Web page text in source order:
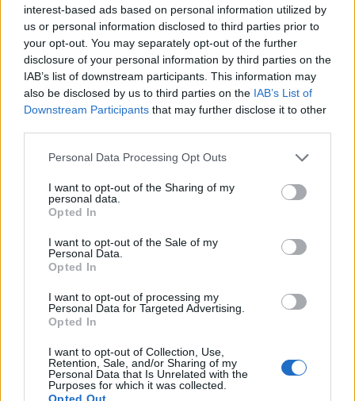
interest-based ads based on personal information utilized by
us or personal information disclosed to third parties prior to
your opt-out. You may separately opt-out of the further
disclosure of your personal information by third parties on the
IAB’s list of downstream participants. This information may
also be disclosed by us to third parties on the IAB’s List of
Downstream Participants that may further disclose it to other
Please note that this website/app uses one or more Google
not limited to your visit or usage behaviour. You may click to
grant or deny consent to Google and its third-party tags to
use your data for below specified purposes in below Google
consent section.
Personal Data Processing Opt Outs
I want to opt-out of the Sharing of my
personal data.
Opted In
I want to opt-out of the Sale of my
Personal Data.
Opted In
I want to opt-out of processing my
Personal Data for Targeted Advertising.
Opted In
I want to opt-out of Collection, Use,
Retention, Sale, and/or Sharing of my
Personal Data that Is Unrelated with the
Purposes for which it was collected.
Opted Out
capacità di chiudere gli at-bat. Tuttavia, il nodo
delcontrolloe il rapporto K/BB rimangono i
punti critici da monitorare. Per tifosi, manager
di roster e analisti è una storia da seguire: il
potenziale c’è, ma la trasformazione richiede
tempo, aggiustamenti tecnici e fiducia del team.
AUTORE
Susanna Riva
dell’Archivio di Stato dove una volta ha
passato una settimana a consultare faldoni
segnò la scelta editoriale di approfondire
responsabilità istituzionali. Tiene linea critica
nella redazione, amante del caffè lungo e del